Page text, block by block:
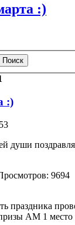
:)
:)
души
9694
праздника
АМ 1